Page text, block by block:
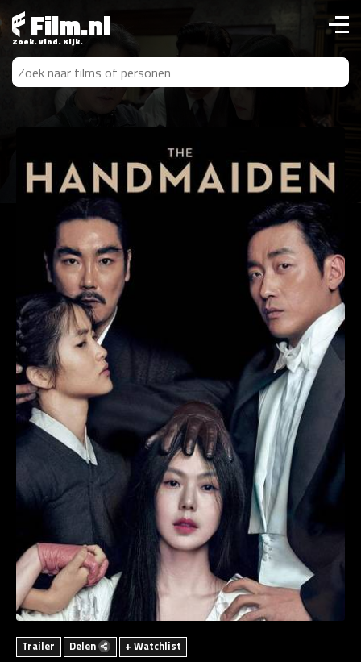
Film.nl
Zoek. Vind. Kijk.
Trailer Delen + Watchlist